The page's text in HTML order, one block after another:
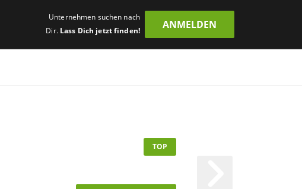
Unternehmen suchen nach
Dir. Lass Dich jetzt finden!
ANMELDEN
TOP